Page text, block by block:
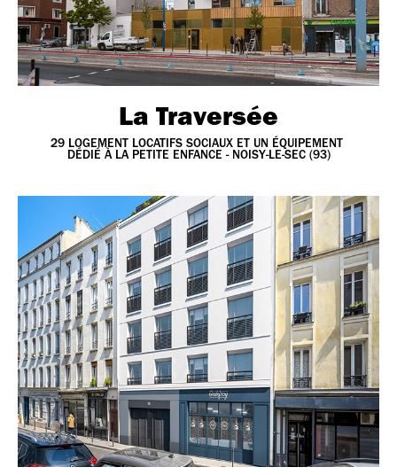
La Traversée
29 LOGEMENT LOCATIFS SOCIAUX ET UN ÉQUIPEMENT
DÉDIÉ À LA PETITE ENFANCE - NOISY-LE-SEC (93)